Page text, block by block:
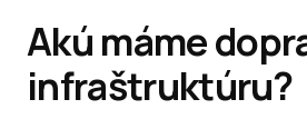
Akú máme
infraštruktúru?